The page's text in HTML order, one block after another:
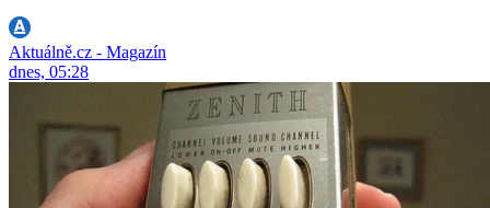
Aktuálně.cz - Magazín
dnes, 05:28